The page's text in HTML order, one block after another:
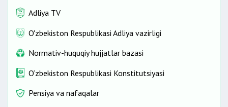
Adliya TV
O'zbekiston Respublikasi Adliya vazirligi
Normativ-huquqiy hujjatlar bazasi
O‘zbekiston Respublikasi Konstitutsiyasi
Pensiya va nafaqalar